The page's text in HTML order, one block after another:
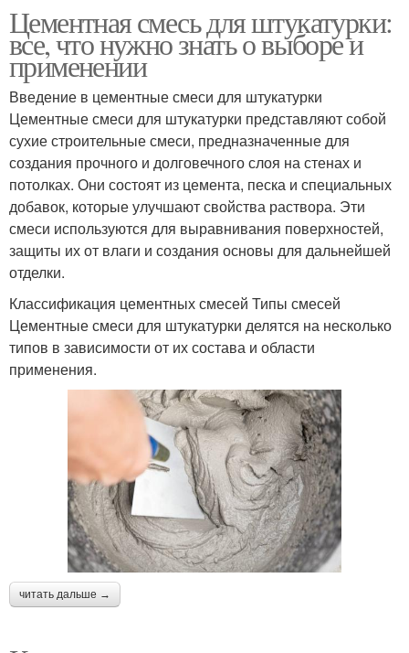
Цементная смесь для штукатурки:
все, что нужно знать о выборе и
применении
Введение в цементные смеси для штукатурки
Цементные смеси для штукатурки представляют собой
сухие строительные смеси, предназначенные для
создания прочного и долговечного слоя на стенах и
потолках. Они состоят из цемента, песка и специальных
добавок, которые улучшают свойства раствора. Эти
смеси используются для выравнивания поверхностей,
защиты их от влаги и создания основы для дальнейшей
отделки.
Классификация цементных смесей Типы смесей
Цементные смеси для штукатурки делятся на несколько
типов в зависимости от их состава и области
применения.
читать дальше →